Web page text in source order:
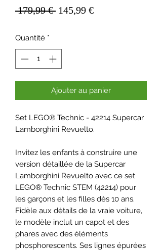
179,99 € Prix
145,99 €Prix
Quantité *
Ajouter au panier
Set LEGO® Technic - 42214 Supercar
Lamborghini Revuelto.
Invitez les enfants à construire une
version détaillée de la Supercar
Lamborghini Revuelto avec ce set
LEGO® Technic STEM (42214) pour
les garçons et les filles dès 10 ans.
Fidèle aux détails de la vraie voiture,
le modèle inclut un capot et des
phares avec des éléments
phosphorescents. Ses lignes épurées